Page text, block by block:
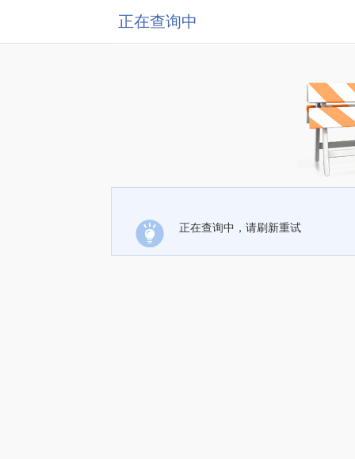
正在查询中
正在查询中，请刷新重试